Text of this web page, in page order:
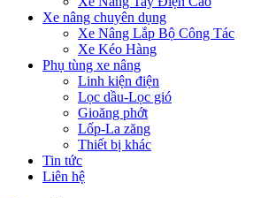
Xe nâng chuyên dụng
Xe Nâng Lắp Bộ Công Tác
Xe Kéo Hàng
Phụ tùng xe nâng
Linh kiện điện
Lọc dầu-Lọc gió
Gioăng phớt
Lốp-La zăng
Thiết bị khác
Tin tức
Liên hệ